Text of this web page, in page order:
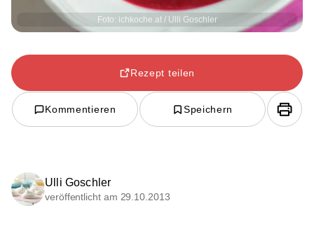
Foto: ichkoche.at / Ulli Goschler
Rezept teilen
Kommentieren Speichern
Ulli Goschler
veröffentlicht am 29.10.2013